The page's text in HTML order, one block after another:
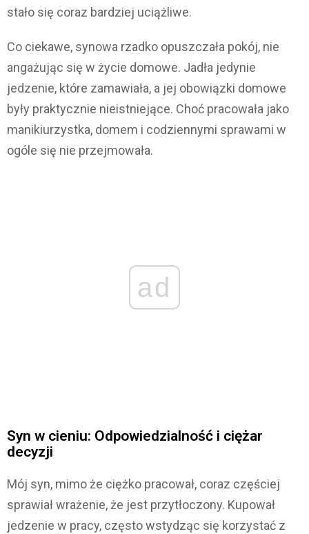
stało się coraz bardziej uciążliwe.
Co ciekawe, synowa rzadko opuszczała pokój, nie
angażując się w życie domowe. Jadła jedynie
jedzenie, które zamawiała, a jej obowiązki domowe
były praktycznie nieistniejące. Choć pracowała jako
manikiurzystka, domem i codziennymi sprawami w
ogóle się nie przejmowała.
ad
Syn w cieniu: Odpowiedzialność i ciężar
decyzji
Mój syn, mimo że ciężko pracował, coraz częściej
sprawiał wrażenie, że jest przytłoczony. Kupował
jedzenie w pracy, często wstydząc się korzystać z